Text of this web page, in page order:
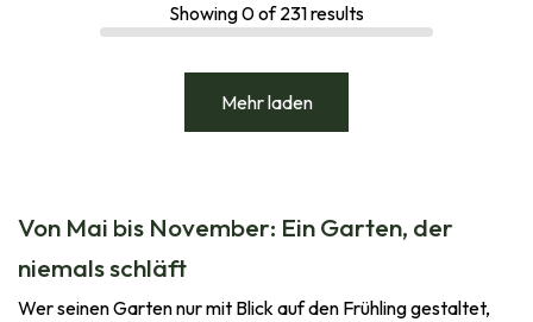
Showing0of231results
Mehr laden
Von Mai bis November: Ein Garten, der
niemals schläft
Wer seinen Garten nur mit Blick auf den Frühling gestaltet,